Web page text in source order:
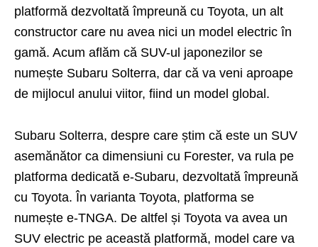
platformă dezvoltată împreună cu Toyota, un alt
constructor care nu avea nici un model electric în
gamă. Acum aflăm că SUV-ul japonezilor se
numește Subaru Solterra, dar că va veni aproape
de mijlocul anului viitor, fiind un model global.
Subaru Solterra, despre care știm că este un SUV
asemănător ca dimensiuni cu Forester, va rula pe
platforma dedicată e-Subaru, dezvoltată împreună
cu Toyota. În varianta Toyota, platforma se
numește e-TNGA. De altfel și Toyota va avea un
SUV electric pe această platformă, model care va